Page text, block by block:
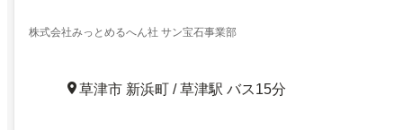
株式会社みっとめるへん社 サン宝石事業部
草津市 新浜町 / 草津駅 バス15分